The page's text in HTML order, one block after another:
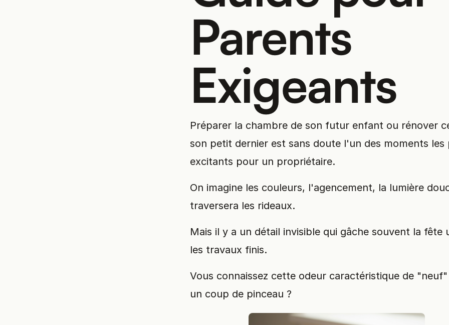
Parents
Exigeants
Préparer la chambre de son futur enfant ou rénover
son petit dernier est sans doute l'un des moments les
excitants pour un propriétaire.
On imagine les couleurs, l'agencement, la lumière
traversera les rideaux.
Mais il y a un détail invisible qui gâche souvent la fête
les travaux finis.
Vous connaissez cette odeur caractéristique de
un coup de pinceau ?